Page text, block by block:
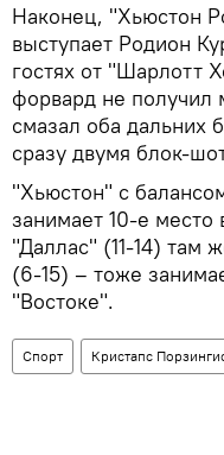
Наконец, "Хьюстон
выступает Родион
гостях от "Шарлотт
форвард не
смазал оба дальних
сразу двумя блок-
"Хьюстон" с
занимает 10-е
"Даллас" (11-14) там
(6-15) – тоже
"Востоке".
Спорт Кристапс